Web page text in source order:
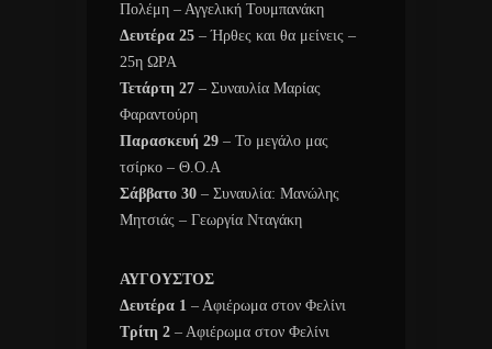
Πολέμη – Αγγελική Τουμπανάκη
Δευτέρα 25 – Ήρθες και θα μείνεις –
25η ΩΡΑ
Τετάρτη 27 – Συναυλία Μαρίας
Φαραντούρη
Παρασκευή 29 – Το μεγάλο μας
τσίρκο – Θ.Ο.Α
Σάββατο 30 – Συναυλία: Μανώλης
Μητσιάς – Γεωργία Νταγάκη
ΑΥΓΟΥΣΤΟΣ
Δευτέρα 1 – Αφιέρωμα στον Φελίνι
Τρίτη 2 – Αφιέρωμα στον Φελίνι